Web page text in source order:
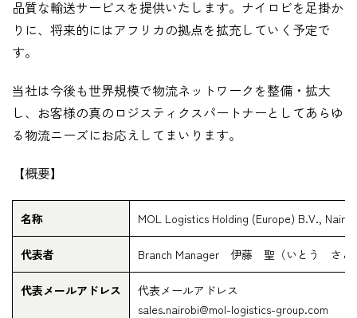
品質な輸送サービスを提供いたします。ナイロビを足掛か
りに、将来的にはアフリカの拠点を拡充していく予定で
す。
当社は今後も世界規模で物流ネットワークを整備・拡大
し、お客様の真のロジスティクスパートナーとしてあらゆ
る物流ニーズにお応えしてまいります。
【概要】
名称 MOL Logistics Holding (Europe) B.V.,
代表者 Branch Manager 伊藤 聖（いとう さと
代表メールアドレス
代表メールアドレス
sales.nairobi@mol-logistics-group.com